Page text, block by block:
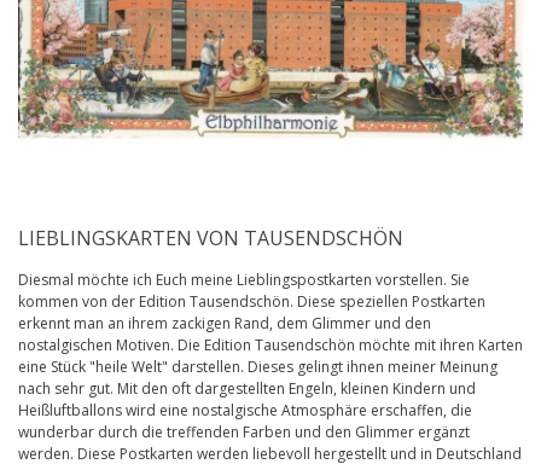
LIEBLINGSKARTEN VON TAUSENDSCHÖN
Diesmal möchte ich Euch meine Lieblingspostkarten vorstellen. Sie
kommen von der Edition Tausendschön. Diese speziellen Postkarten
erkennt man an ihrem zackigen Rand, dem Glimmer und den
nostalgischen Motiven. Die Edition Tausendschön möchte mit ihren Karten
eine Stück "heile Welt" darstellen. Dieses gelingt ihnen meiner Meinung
nach sehr gut. Mit den oft dargestellten Engeln, kleinen Kindern und
Heißluftballons wird eine nostalgische Atmosphäre erschaffen, die
wunderbar durch die treffenden Farben und den Glimmer ergänzt
werden. Diese Postkarten werden liebevoll hergestellt und in Deutschland